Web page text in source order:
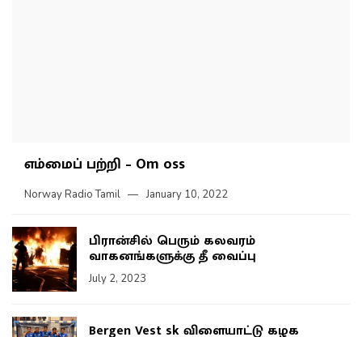
எம்மைப் பற்றி – Om oss
Norway Radio Tamil January 10, 2022
பிரான்சில் பெரும் கலவரம்
வாகனங்களுக்கு தீ வைப்பு
July 2, 2023
Bergen Vest sk விளையாட்டு கழக